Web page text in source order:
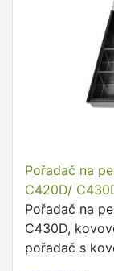
Pořadač na
C420D/
Pořadač na
C430D,
pořadač s